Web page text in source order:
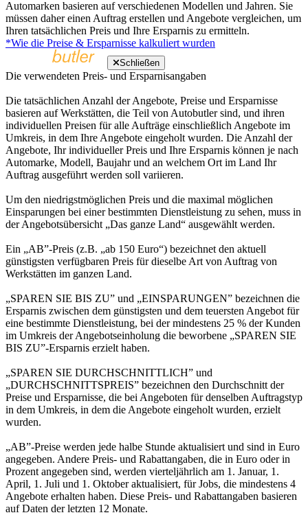
Automarken basieren auf verschiedenen Modellen und Jahren. Sie
müssen daher einen Auftrag erstellen und Angebote vergleichen, um
Ihren tatsächlichen Preis und Ihre Ersparnis zu ermitteln.
*Wie die Preise & Ersparnisse kalkuliert wurden
Schließen
Die verwendeten Preis- und Ersparnisangaben
Die tatsächlichen Anzahl der Angebote, Preise und Ersparnisse
basieren auf Werkstätten, die Teil von Autobutler sind, und ihren
individuellen Preisen für alle Aufträge einschließlich Angebote im
Umkreis, in dem Ihre Angebote eingeholt wurden. Die Anzahl der
Angebote, Ihr individueller Preis und Ihre Ersparnis können je nach
Automarke, Modell, Baujahr und an welchem Ort im Land Ihr
Auftrag ausgeführt werden soll variieren.
Um den niedrigstmöglichen Preis und die maximal möglichen
Einsparungen bei einer bestimmten Dienstleistung zu sehen, muss in
der Angebotsübersicht „Das ganze Land“ ausgewählt werden.
Ein „AB”-Preis (z.B. „ab 150 Euro“) bezeichnet den aktuell
günstigsten verfügbaren Preis für dieselbe Art von Auftrag von
Werkstätten im ganzen Land.
„SPAREN SIE BIS ZU” und „EINSPARUNGEN” bezeichnen die
Ersparnis zwischen dem günstigsten und dem teuersten Angebot für
eine bestimmte Dienstleistung, bei der mindestens 25 % der Kunden
im Umkreis der Angebotseinholung die beworbene „SPAREN SIE
BIS ZU”-Ersparnis erzielt haben.
„SPAREN SIE DURCHSCHNITTLICH” und
„DURCHSCHNITTSPREIS” bezeichnen den Durchschnitt der
Preise und Ersparnisse, die bei Angeboten für denselben Auftragstyp
in dem Umkreis, in dem die Angebote eingeholt wurden, erzielt
wurden.
„AB”-Preise werden jede halbe Stunde aktualisiert und sind in Euro
angegeben. Andere Preis- und Rabattangaben, die in Euro oder in
Prozent angegeben sind, werden vierteljährlich am 1. Januar, 1.
April, 1. Juli und 1. Oktober aktualisiert, für Jobs, die mindestens 4
Angebote erhalten haben. Diese Preis- und Rabattangaben basieren
auf Daten der letzten 12 Monate.